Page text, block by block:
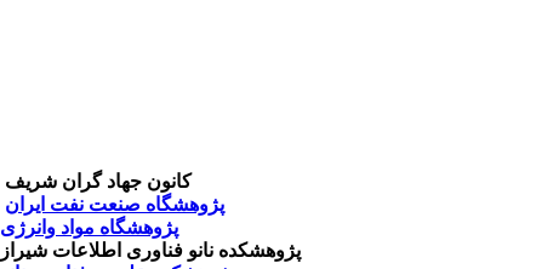
کانون جهاد گران شریف
پژوهشگاه صنعت نفت ایران
پژوهشگاه مواد وانرژی
پژوهشکده نانو فناوری اطلاعات شیراز